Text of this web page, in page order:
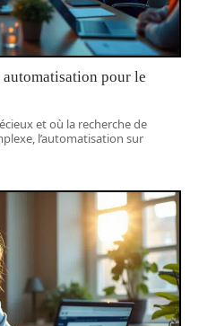
pour le
et où la recherche de
l’automatisation sur